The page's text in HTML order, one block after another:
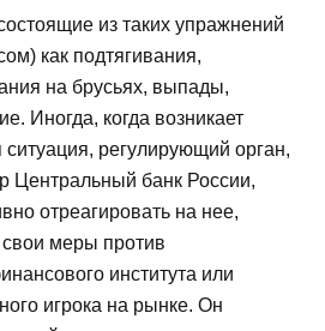
из таких упражнений
как подтягивания,
на брусьях, выпады,
Иногда, когда возникает
ситуация, регулирующий орган,
Центральный банк России,
отреагировать на нее,
меры против
института или
игрока на рынке. Он